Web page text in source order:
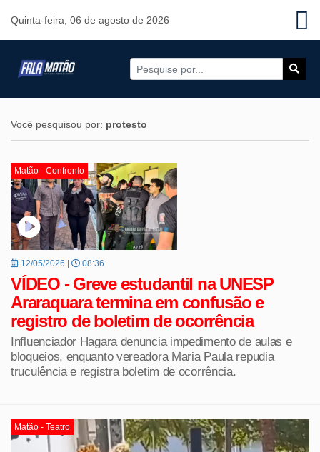
Quinta-feira, 06 de agosto de 2026
Você pesquisou por: protesto
Matão - Confronto
12/05/2026 | 08:36
VÍDEO - Greve estudantil na UNESP
Araraquara termina em confusão e
registro de boletim de ocorrência
Influenciador Hagara denuncia impedimento de aulas e
bloqueios, enquanto vereadora Maria Paula repudia
truculência e registra boletim de ocorrência.
Matão - Teatro